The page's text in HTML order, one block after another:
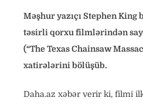
Məşhur yazıçı Stephen King
təsirli qorxu filmlərindən
(“The Texas Chainsaw
xatirələrini bölüşüb.
Daha.az xəbər verir ki, filmi